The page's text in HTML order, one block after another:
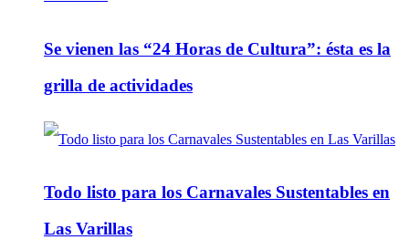
Se vienen las “24 Horas de Cultura”: ésta es la
grilla de actividades
Todo listo para los Carnavales Sustentables en
Las Varillas